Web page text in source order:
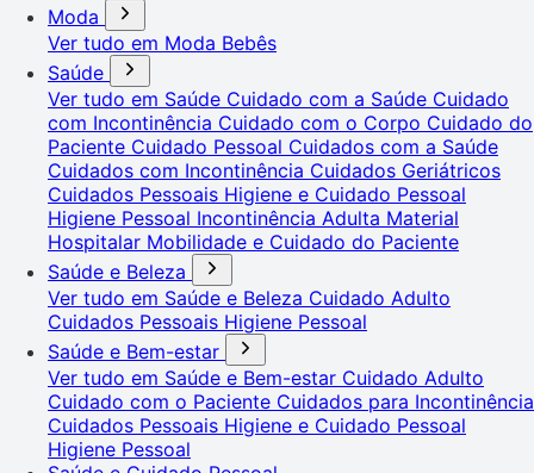
Moda
Ver tudo em Moda Bebês
Saúde
Ver tudo em Saúde Cuidado com a Saúde Cuidado
com Incontinência Cuidado com o Corpo Cuidado do
Paciente Cuidado Pessoal Cuidados com a Saúde
Cuidados com Incontinência Cuidados Geriátricos
Cuidados Pessoais Higiene e Cuidado Pessoal
Higiene Pessoal Incontinência Adulta Material
Hospitalar Mobilidade e Cuidado do Paciente
Saúde e Beleza
Ver tudo em Saúde e Beleza Cuidado Adulto
Cuidados Pessoais Higiene Pessoal
Saúde e Bem-estar
Ver tudo em Saúde e Bem-estar Cuidado Adulto
Cuidado com o Paciente Cuidados para Incontinência
Cuidados Pessoais Higiene e Cuidado Pessoal
Higiene Pessoal